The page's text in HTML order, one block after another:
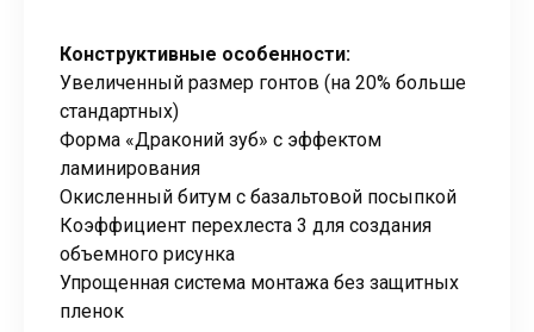
Конструктивные особенности:
Увеличенный размер гонтов (на 20% больше
стандартных)
Форма «Драконий зуб» с эффектом
ламинирования
Окисленный битум с базальтовой посыпкой
Коэффициент перехлеста 3 для создания
объемного рисунка
Упрощенная система монтажа без защитных
пленок